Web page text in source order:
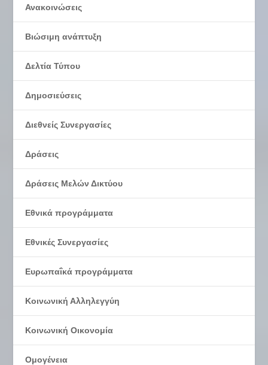
Ανακοινώσεις
Βιώσιμη ανάπτυξη
Δελτία Τύπου
Δημοσιεύσεις
Διεθνείς Συνεργασίες
Δράσεις
Δράσεις Μελών Δικτύου
Εθνικά προγράμματα
Εθνικές Συνεργασίες
Ευρωπαΐκά προγράμματα
Κοινωνική Αλληλεγγύη
Κοινωνική Οικονομία
Ομογένεια